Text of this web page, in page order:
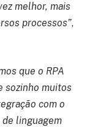
melhor, mais
processos”,
que o RPA
sozinho muitos
com o
de linguagem